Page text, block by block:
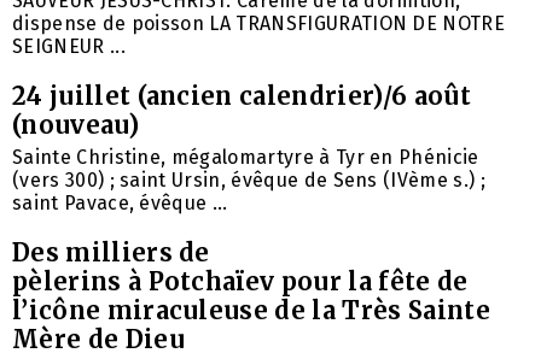
dispense de poisson LA TRANSFIGURATION DE NOTRE
SEIGNEUR ...
24 juillet (ancien calendrier)/6 août
(nouveau)
Sainte Christine, mégalomartyre à Tyr en Phénicie
(vers 300) ; saint Ursin, évêque de Sens (IVème s.) ;
saint Pavace, évêque ...
Des milliers de
pèlerins à Potchaïev pour la fête de
l’icône miraculeuse de la Très Sainte
Mère de Dieu